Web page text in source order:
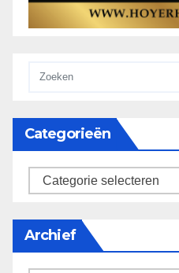
Categorieën
categorieën
Archief